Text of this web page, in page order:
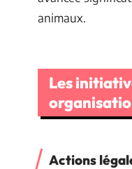
animaux.
Les
Actions